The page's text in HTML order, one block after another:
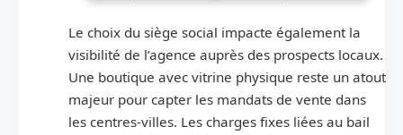
Le choix du siège social impacte également la
visibilité de l’agence auprès des prospects locaux.
Une boutique avec vitrine physique reste un atout
majeur pour capter les mandats de vente dans
les centres-villes. Les charges fixes liées au bail